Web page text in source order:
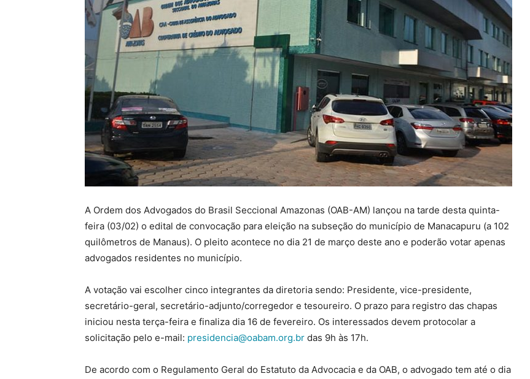
A Ordem dos Advogados do Brasil Seccional Amazonas (OAB-AM) lançou na tarde desta quinta-
feira (03/02) o edital de convocação para eleição na subseção do município de Manacapuru (a 102
quilômetros de Manaus). O pleito acontece no dia 21 de março deste ano e poderão votar apenas
advogados residentes no município.
A votação vai escolher cinco integrantes da diretoria sendo: Presidente, vice-presidente,
secretário-geral, secretário-adjunto/corregedor e tesoureiro. O prazo para registro das chapas
iniciou nesta terça-feira e finaliza dia 16 de fevereiro. Os interessados devem protocolar a
solicitação pelo e-mail: presidencia@oabam.org.br das 9h às 17h.
De acordo com o Regulamento Geral do Estatuto da Advocacia e da OAB, o advogado tem até o dia